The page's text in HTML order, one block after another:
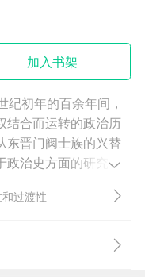
加入书架
初年的百余年间，
结合而运转的政治历
东晋门阀士族的兴替
政治史方面的研究，
旁及军事、地理、文
一届国家图书奖。本
过渡性